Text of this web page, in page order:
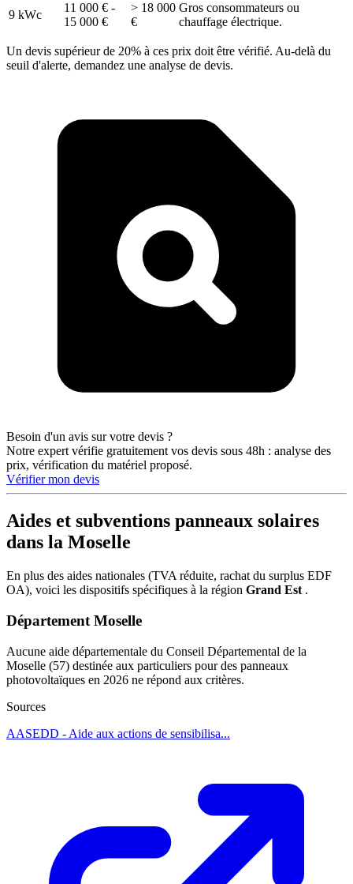
9 kWc
11 000 € -
15 000 €
> 18 000
€
Gros consommateurs ou
chauffage électrique.
Un devis supérieur de 20% à ces prix doit être vérifié. Au-delà du
seuil d'alerte, demandez une analyse de devis.
Besoin d'un avis sur votre devis ?
Notre expert vérifie gratuitement vos devis sous 48h : analyse des
prix, vérification du matériel proposé.
Vérifier mon devis
Aides et subventions panneaux solaires
dans la Moselle
En plus des aides nationales (TVA réduite, rachat du surplus EDF
OA), voici les dispositifs spécifiques à la région Grand Est .
Département Moselle
Aucune aide départementale du Conseil Départemental de la
Moselle (57) destinée aux particuliers pour des panneaux
photovoltaïques en 2026 ne répond aux critères.
Sources
AASEDD - Aide aux actions de sensibilisa...